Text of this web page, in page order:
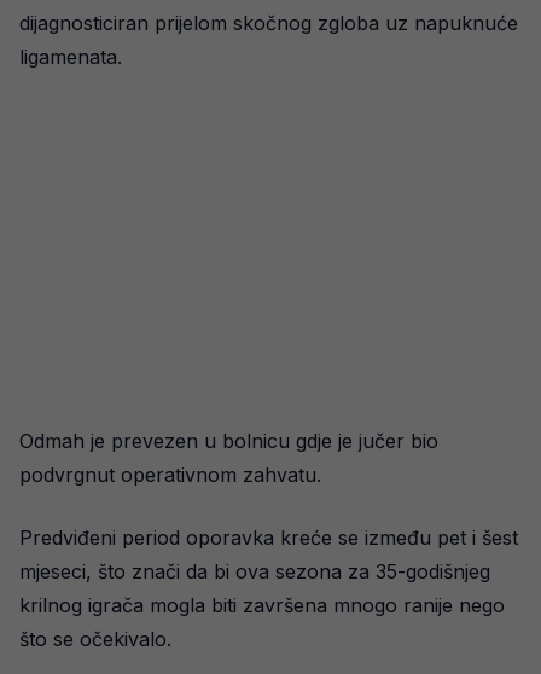
dijagnosticiran prijelom skočnog zgloba uz napuknuće
ligamenata.
Odmah je prevezen u bolnicu gdje je jučer bio
podvrgnut operativnom zahvatu.
Predviđeni period oporavka kreće se između pet i šest
mjeseci, što znači da bi ova sezona za 35-godišnjeg
krilnog igrača mogla biti završena mnogo ranije nego
što se očekivalo.